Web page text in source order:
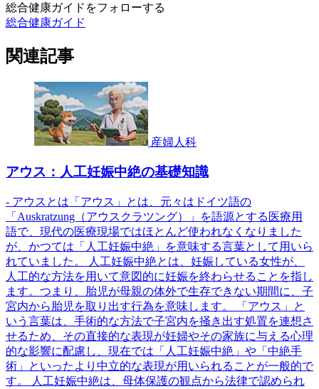
総合健康ガイドをフォローする
総合健康ガイド
関連記事
産婦人科
アウス：人工妊娠中絶の基礎知識
- アウスとは「アウス」とは、元々はドイツ語の
「Auskratzung（アウスクラツング）」を語源とする医療用
語で、現代の医療現場ではほとんど使われなくなりました
が、かつては「人工妊娠中絶」を意味する言葉として用いら
れていました。 人工妊娠中絶とは、妊娠している女性が、
人工的な方法を用いて意図的に妊娠を終わらせることを指し
ます。つまり、胎児が母親の体外で生存できない期間に、子
宮内から胎児を取り出す行為を意味します。 「アウス」と
いう言葉は、手術的な方法で子宮内を掻き出す処置を連想さ
せるため、その直接的な表現が妊婦やその家族に与える心理
的な影響に配慮し、現在では「人工妊娠中絶」や「中絶手
術」といったより中立的な表現が用いられることが一般的で
す。 人工妊娠中絶は、母体保護の観点から法律で認められ